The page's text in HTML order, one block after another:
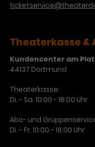
Theaterkasse &
Kundencenter am
44137 Dortmund
Theaterkasse:
Di. - Sa. 10:00 - 18:00 Uhr
Abo- und
Di. - Fr. 10:00 - 16:00 Uhr